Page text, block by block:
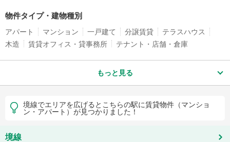
物件タイプ・建物種別
アパート マンション 一戸建て 分譲賃貸
テラスハウス
木造
賃貸オフィス・貸事務所 テナント・店舗・倉庫
もっと見る
境線でエリアを広げるとこちらの駅に賃貸物件（マンショ
ン・アパート）が見つかりました！
境線